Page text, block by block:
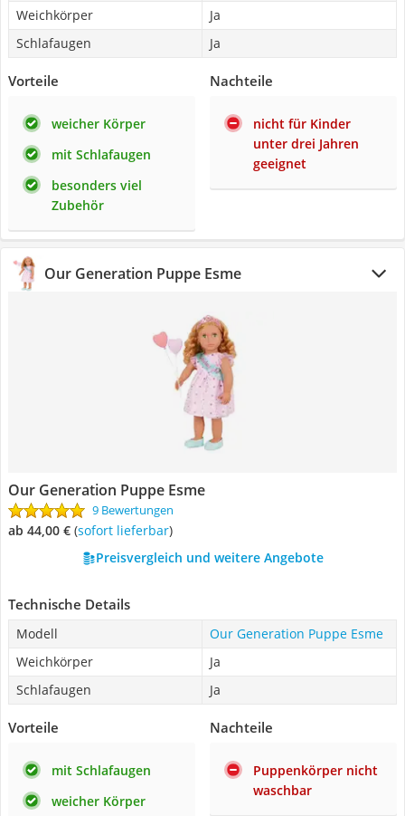
Weichkörper
Ja
Schlafaugen
Ja
Vorteile
weicher Körper
mit Schlafaugen
besonders viel
Zubehör
Nachteile
nicht für Kinder
unter drei Jahren
geeignet
Our Generation Puppe Esme
Our Generation Puppe Esme
9 Bewertungen
ab 44,00 € ( Sofort lieferbar)
Preisvergleich und weitere Angebote
Technische Details
Modell
Our Generation Puppe Esme
Weichkörper
Ja
Schlafaugen
Ja
Vorteile
mit Schlafaugen
weicher Körper
Nachteile
Puppenkörper nicht
waschbar